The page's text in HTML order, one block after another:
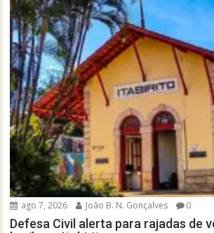
ago 7, 2026 João B. N. Gonçalves 0
Defesa Civil alerta para rajadas de